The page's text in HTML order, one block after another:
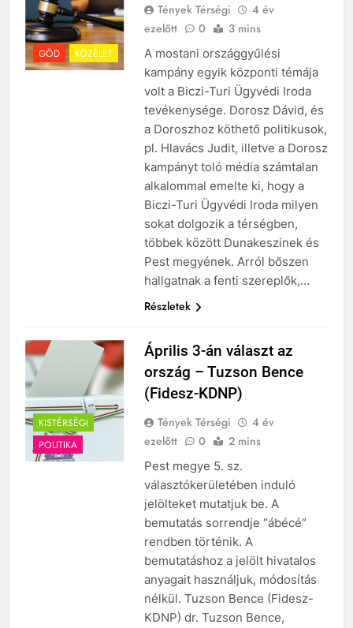
közösség ereje és az
összetartozás ünnepe
Hétvégi őrület Gödön és
Dunakeszin! Két város,
két giga buli – te hol
leszel?
10 Hónap Ezelőtt
Kiszivárgott a
Tisza Párt
adatbázisa – gödi
név is a listán!
10 Hónap Ezelőtt
Dunakeszi
méltóságteljesen
emlékezett az aradi
vértanúkra
10 Hónap Ezelőtt
Közel 20 ezer
felhasználó adatai
szivároghattak ki –
a Tisza Világ
applikáció
botránya
10 Hónap Ezelőtt
Dobrev programot
hirdet, a Tisza a Dunán
hajókázik
10 Hónap Ezelőtt
GÖD KÖZÉLET
Tények Térségi
4 év
ezelőtt
0 3 mins
A mostani országgyűlési
kampány egyik központi témája
volt a Biczi-Turi Ügyvédi Iroda
tevékenysége. Dorosz Dávid, és
a Doroszhoz köthető politikusok,
pl. Hlavács Judit, illetve a Dorosz
kampányt toló média számtalan
alkalommal emelte ki, hogy a
Biczi-Turi Ügyvédi Iroda milyen
sokat dolgozik a térségben,
többek között Dunakeszinek és
Pest megyének. Arról bőszen
hallgatnak a fenti szereplők,…
Részletek
KISTÉRSÉGI
POLITIKA
Április 3-án választ az
ország – Tuzson Bence
(Fidesz-KDNP)
Tények Térségi
4 év
ezelőtt
0 2 mins
Pest megye 5. sz.
választókerületében induló
jelölteket mutatjuk be. A
bemutatás sorrendje “ábécé”
rendben történik. A
bemutatáshoz a jelölt hivatalos
anyagait használjuk, módosítás
nélkül. Tuzson Bence (Fidesz-
KDNP) dr. Tuzson Bence,